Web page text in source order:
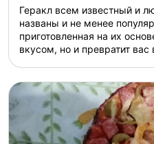
Геракл всем известный и
названы и не менее
приготовленная на их
вкусом, но и превратит вас